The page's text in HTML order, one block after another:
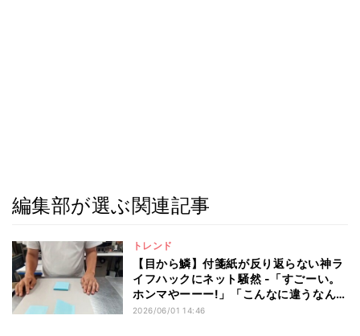
編集部が選ぶ関連記事
トレンド
【目から鱗】付箋紙が反り返らない神ラ
イフハックにネット騒然 -「すごーい。
ホンマやーーー!」「こんなに違うなんて
ビックリ」と4.4万いいね
2026/06/01 14:46